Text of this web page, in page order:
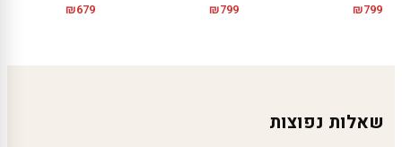
₪799
₪799
₪679
שאלות נפוצות